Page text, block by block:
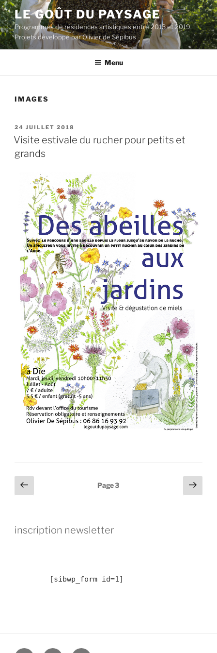
Aller
au
contenu
principal
LE GOÛT DU PAYSAGE
Programmes de résidences artistiques entre 2013 et 2019.
Projets développé par Olivier de Sépibus
Menu
IMAGES
PUBLIÉ
LE
24 JUILLET 2018
Visite estivale du rucher pour petits et
grands
Pagination
des
Page
précédente
Page3
Page
inscription newsletter
	[sibwp_form id=1]